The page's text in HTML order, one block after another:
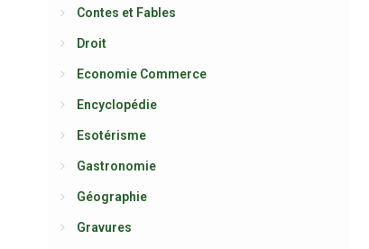
Contes et Fables
Droit
Economie Commerce
Encyclopédie
Esotérisme
Gastronomie
Géographie
Gravures